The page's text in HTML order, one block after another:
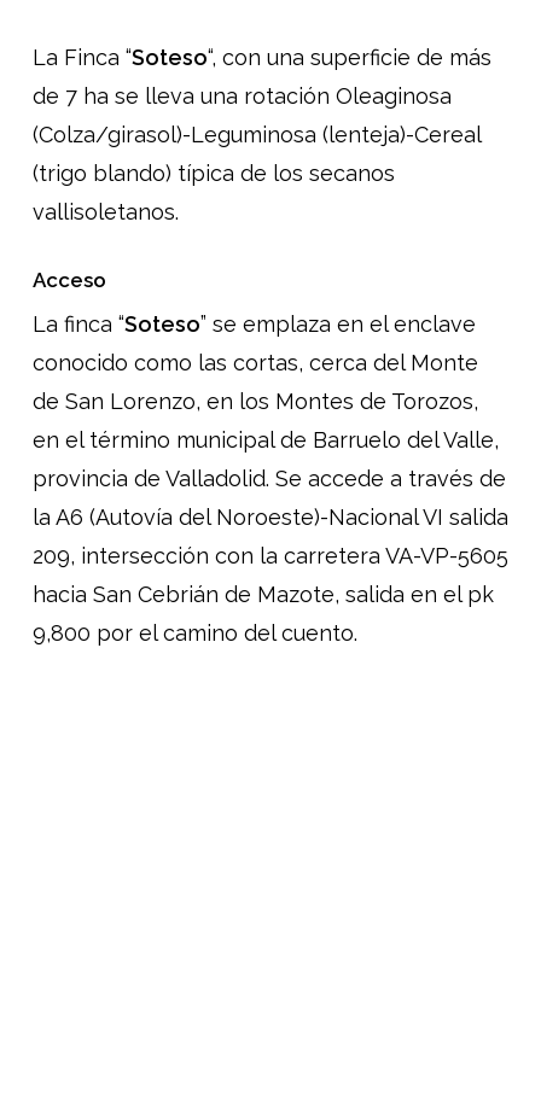
La Finca “Soteso“, con una superficie de más
de 7 ha se lleva una rotación Oleaginosa
(Colza/girasol)-Leguminosa (lenteja)-Cereal
(trigo blando) típica de los secanos
vallisoletanos.
Acceso
La finca “Soteso” se emplaza en el enclave
conocido como las cortas, cerca del Monte
de San Lorenzo, en los Montes de Torozos,
en el término municipal de Barruelo del Valle,
provincia de Valladolid. Se accede a través de
la A6 (Autovía del Noroeste)-Nacional VI salida
209, intersección con la carretera VA-VP-5605
hacia San Cebrián de Mazote, salida en el pk
9,800 por el camino del cuento.